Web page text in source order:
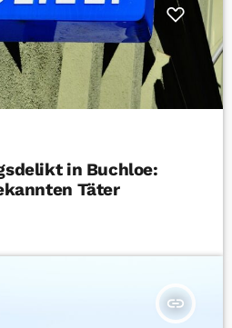
in Buchloe:
Täter
insert_link